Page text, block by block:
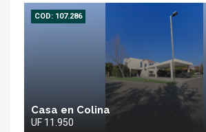
COD: 107.286
Casa en Colina
UF 11.950